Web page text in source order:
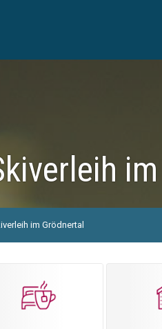
im
im Grödnertal